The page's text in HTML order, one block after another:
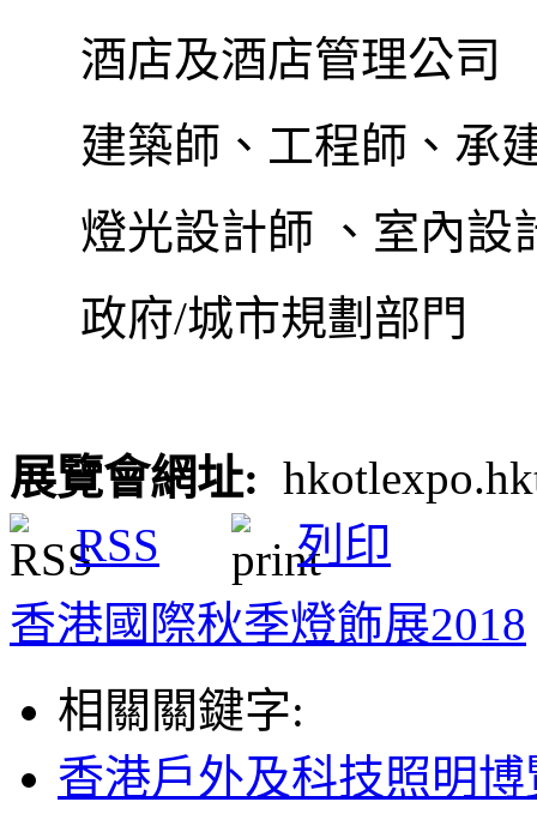
酒店及酒店管理公司
建築師、工程師、承
燈光設計師 、室內設
政府/城市規劃部門
展覽會網址:
RSS
列印
香港國際秋季燈飾展2018
相關關鍵字:
香港戶外及科技照明博